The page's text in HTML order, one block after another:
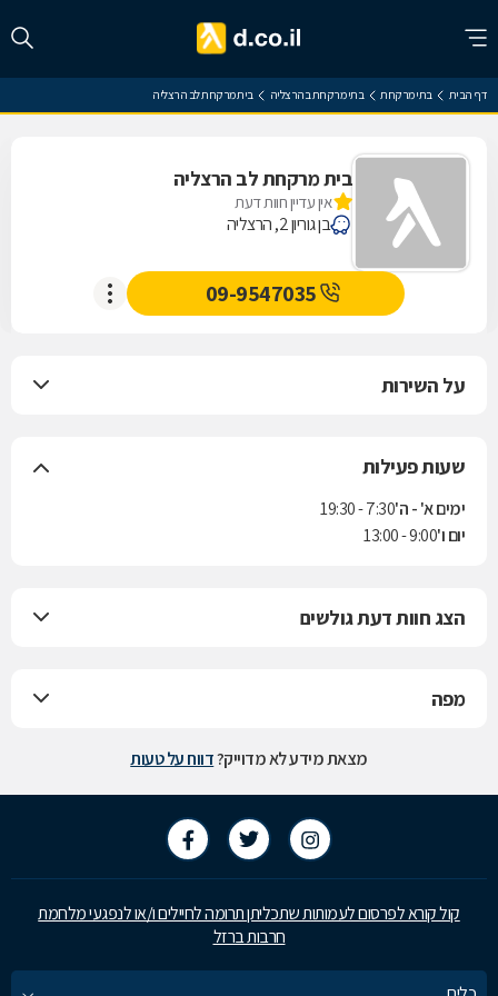
דף הבית בתי מרקחת בתי מרקחת בהרצליה בית מרקחת לב הרצליה
בית מרקחת לב הרצליה
אין עדיין חוות דעת
בן גוריון 2, הרצליה
09-9547035
על השירות
שעות פעילות
ימים א' - ה'7:30 - 19:30
יום ו'9:00 - 13:00
הצג חוות דעת גולשים
מפה
מצאת מידע לא מדוייק?דווח על טעות
קול קורא לפרסום לעמותות שתכליתן תרומה לחיילים ו/או לנפגעי מלחמת
חרבות ברזל